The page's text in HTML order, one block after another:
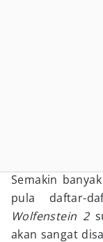
Semakin
pula daftar-
Wolfenstein 2
akan sangat